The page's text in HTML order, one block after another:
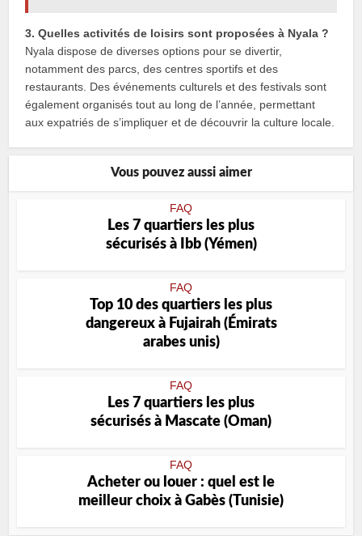
3. Quelles activités de loisirs sont proposées à Nyala ?
Nyala dispose de diverses options pour se divertir,
notamment des parcs, des centres sportifs et des
restaurants. Des événements culturels et des festivals sont
également organisés tout au long de l’année, permettant
aux expatriés de s’impliquer et de découvrir la culture locale.
Vous pouvez aussi aimer
FAQ
Les 7 quartiers les plus
sécurisés à Ibb (Yémen)
FAQ
Top 10 des quartiers les plus
dangereux à Fujairah (Émirats
arabes unis)
FAQ
Les 7 quartiers les plus
sécurisés à Mascate (Oman)
FAQ
Acheter ou louer : quel est le
meilleur choix à Gabès (Tunisie)